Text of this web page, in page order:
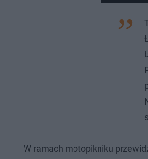
W ramach motopikniku